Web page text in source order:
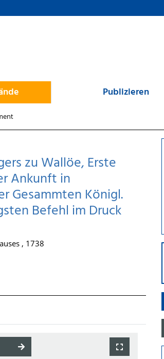
Publizieren
zu Wallöe, Erste
Ankunft in
Gesammten Königl.
Befehl im Druck
, 1738